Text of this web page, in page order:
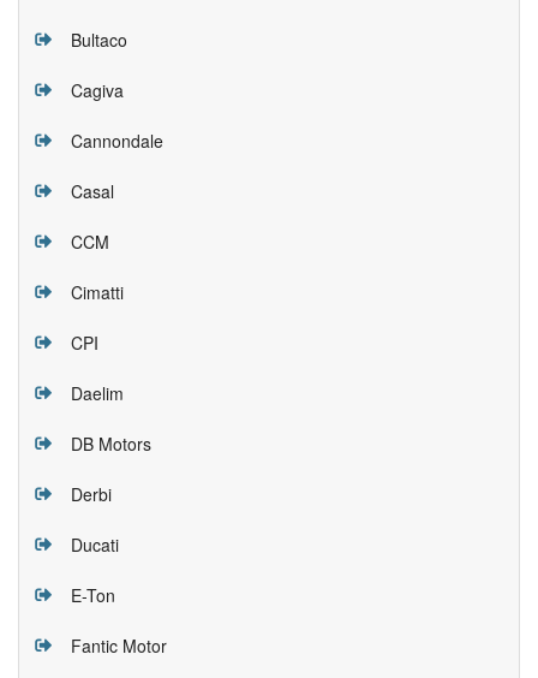
Bultaco
Cagiva
Cannondale
Casal
CCM
Cimatti
CPI
Daelim
DB Motors
Derbi
Ducati
E-Ton
Fantic Motor